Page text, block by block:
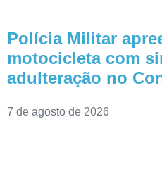
Polícia Militar
motocicleta com
adulteração no
7 de agosto de 2026